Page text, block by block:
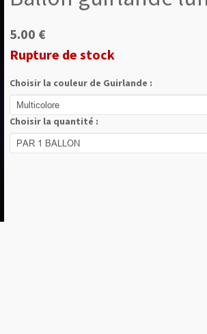
5.00 €
Rupture de stock
Choisir la couleur de Guirlande :
Choisir la quantité :